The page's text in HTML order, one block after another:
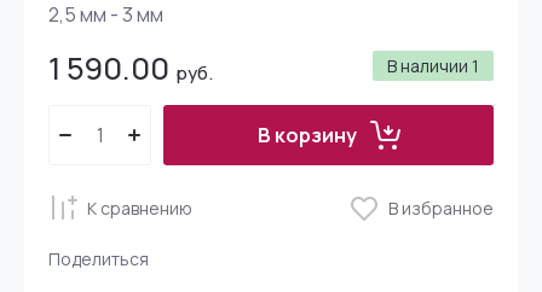
2,5 мм - 3 мм
В наличии 1
1 590.00 руб.
В корзину
К сравнению В избранное
Поделиться